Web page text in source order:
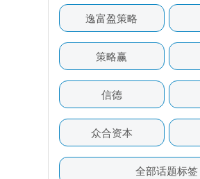
逸富盈策略
策略赢
信德
众合资本
全部话题标签